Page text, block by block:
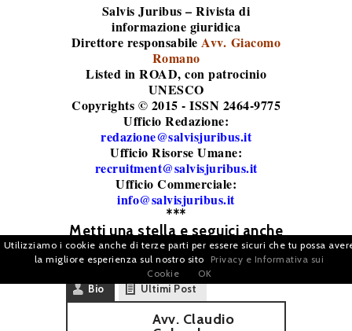
Salvis Juribus – Rivista di
informazione giuridica
Direttore responsabileAvv. Giacomo
Romano
Listed in ROAD, con patrocinio
UNESCO
Copyrights © 2015 - ISSN 2464-9775
Ufficio Redazione:
redazione@salvisjuribus.it
Ufficio Risorse Umane:
recruitment@salvisjuribus.it
Ufficio Commerciale:
info@salvisjuribus.it
***
Metti una stella e seguici anche
su Google News
Bio Ultimi Post
Avv. Claudio
Utilizziamo i cookie anche di terze parti per essere sicuri che tu possa
la migliore esperienza sul nostro sito
Privacy e Informativa sui
Cookie
OK